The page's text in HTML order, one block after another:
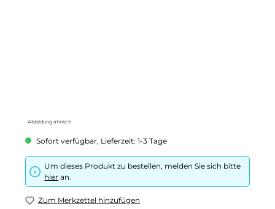
Abbildung ähnlich
Sofort verfügbar, Lieferzeit: 1-3 Tage
Um dieses Produkt zu bestellen, melden Sie sich bitte
hier an.
Zum Merkzettel hinzufügen